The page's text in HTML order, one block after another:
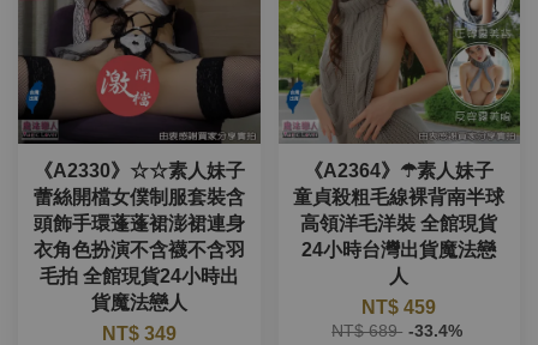
《A2330》☆☆素人妹子
蕾絲開檔女僕制服套裝含
頭飾手環蓬蓬裙澎裙連身
衣角色扮演不含襪不含羽
毛拍 全館現貨24小時出
貨魔法戀人
NT$ 349
《A2364》☂素人妹子
童貞殺粗毛線裸背南半球
高領洋毛洋裝 全館現貨
24小時台灣出貨魔法戀
人
NT$ 459
NT$ 689 -33.4%